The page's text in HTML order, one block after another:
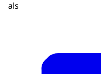
als